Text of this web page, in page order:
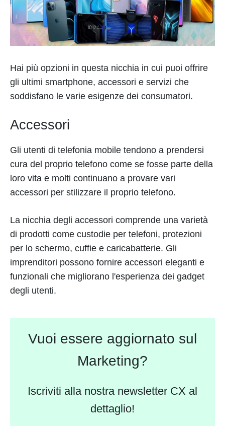
Hai più opzioni in questa nicchia in cui puoi offrire
gli ultimi smartphone, accessori e servizi che
soddisfano le varie esigenze dei consumatori.
Accessori
Gli utenti di telefonia mobile tendono a prendersi
cura del proprio telefono come se fosse parte della
loro vita e molti continuano a provare vari
accessori per stilizzare il proprio telefono.
La nicchia degli accessori comprende una varietà
di prodotti come custodie per telefoni, protezioni
per lo schermo, cuffie e caricabatterie. Gli
imprenditori possono fornire accessori eleganti e
funzionali che migliorano l'esperienza dei gadget
degli utenti.
Vuoi essere aggiornato sul
Marketing?
Iscriviti alla nostra newsletter CX al
dettaglio!